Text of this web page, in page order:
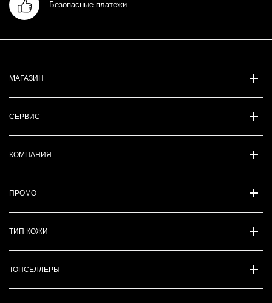
Безопасные платежи
МАГАЗИН
СЕРВИС
КОМПАНИЯ
ПРОМО
ТИП КОЖИ
ТОПСЕЛЛЕРЫ